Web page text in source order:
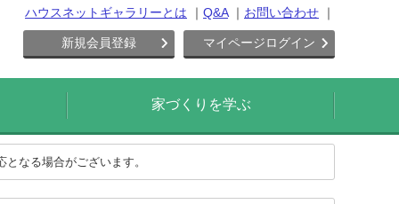
ハウスネットギャラリーとは Q&A お問い合わせ
新規会員登録 マイページログイン
家づくりを学ぶ
なる場合がございます。